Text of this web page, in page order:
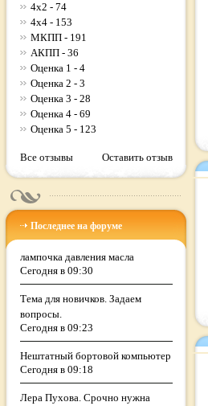
4x2 - 74
4x4 - 153
МКПП - 191
АКПП - 36
Оценка 1 - 4
Оценка 2 - 3
Оценка 3 - 28
Оценка 4 - 69
Оценка 5 - 123
Все отзывы Оставить отзыв
Последнее на форуме
лампочка давления масла
Сегодня в 09:30
Тема для новичков. Задаем
вопросы.
Сегодня в 09:23
Нештатный бортовой компьютер
Сегодня в 09:18
Лера Пухова. Срочно нужна